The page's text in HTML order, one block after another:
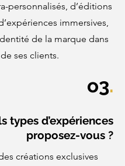
personnalisés, d’éditions
immersives,
de la marque dans
ses clients.
o3.
types d’expériences
proposez-vous ?
créations exclusives